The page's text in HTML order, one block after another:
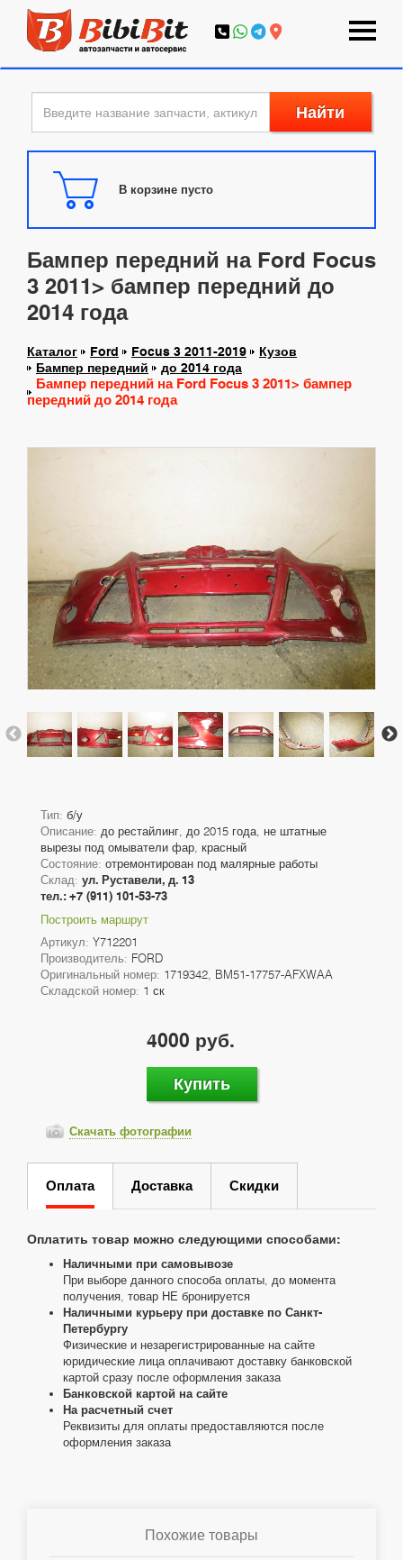
Найти
В корзине пусто
Бампер передний на Ford Focus
3 2011> бампер передний до
2014 года
Каталог Ford Focus 3 2011-2019
Кузов
Бампер передний
до 2014 года
Бампер передний на Ford Focus 3 2011> бампер
передний до 2014 года
Тип: б/у
Описание: до рестайлинг, до 2015 года, не штатные
вырезы под омыватели фар, красный
Состояние: отремонтирован под малярные работы
Склад: ул. Руставели, д. 13
тел.: +7 (911) 101-53-73
Построить маршрут
Артикул: Y712201
Производитель: FORD
Оригинальный номер: 1719342, BM51-17757-AFXWAA
Складской номер: 1 ск
4000 руб.
Купить
Скачать фотографии
Оплата Доставка Скидки
Оплатить товар можно следующими способами:
Наличными при самовывозе
При выборе данного способа оплаты, до момента
получения, товар НЕ бронируется
Наличными курьеру при доставке по Санкт-
Петербургу
Физические и незарегистрированные на сайте
юридические лица оплачивают доставку банковской
картой сразу после оформления заказа
Банковской картой на сайте
На расчетный счет
Реквизиты для оплаты предоставляются после
оформления заказа
Похожие товары